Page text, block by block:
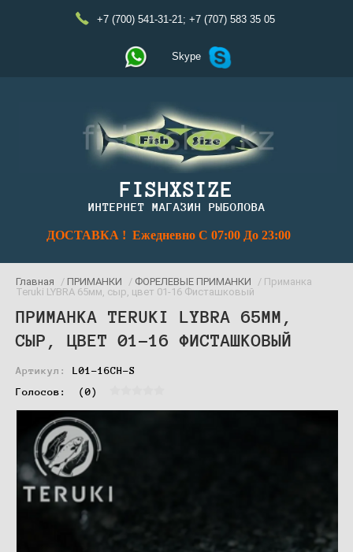
+7 (700) 541-31-21; +7 (707) 583 35 05
Skype
FISHXSIZE
ИНТЕРНЕТ МАГАЗИН РЫБОЛОВА
ДОСТАВКА ! Ежедневно С 07:00 До 23:00
Главная / ПРИМАНКИ / ФОРЕЛЕВЫЕ ПРИМАНКИ
/ Приманка
Teruki LYBRA 65мм, сыр, цвет 01-16 Фисташковый
ПРИМАНКА TERUKI LYBRA 65ММ,
СЫР, ЦВЕТ 01-16 ФИСТАШКОВЫЙ
Артикул:
L01-16CH-S
Голосов: (0)